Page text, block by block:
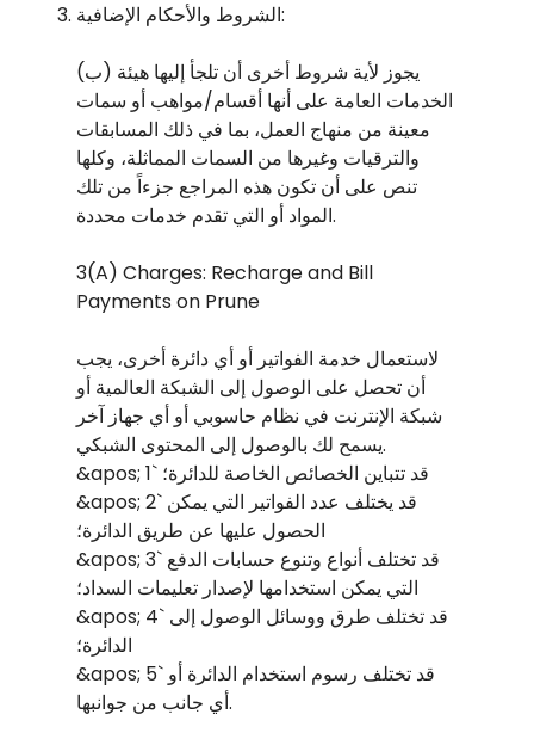
الشروط والأحكام الإضافية:
(ب) يجوز لأية شروط أخرى أن تلجأ إليها هيئة
الخدمات العامة على أنها أقسام/مواهب أو سمات
معينة من منهاج العمل، بما في ذلك المسابقات
والترقيات وغيرها من السمات المماثلة، وكلها
تنص على أن تكون هذه المراجع جزءاً من تلك
المواد أو التي تقدم خدمات محددة.
3(A) Charges: Recharge and Bill
Payments on Prune
لاستعمال خدمة الفواتير أو أي دائرة أخرى، يجب
أن تحصل على الوصول إلى الشبكة العالمية أو
شبكة الإنترنت في نظام حاسوبي أو أي جهاز آخر
يسمح لك بالوصول إلى المحتوى الشبكي.
&apos; 1` قد تتباين الخصائص الخاصة للدائرة؛
&apos; 2` قد يختلف عدد الفواتير التي يمكن
الحصول عليها عن طريق الدائرة؛
&apos; 3` قد تختلف أنواع وتنوع حسابات الدفع
التي يمكن استخدامها لإصدار تعليمات السداد؛
&apos; 4` قد تختلف طرق ووسائل الوصول إلى
الدائرة؛
&apos; 5` قد تختلف رسوم استخدام الدائرة أو
أي جانب من جوانبها.